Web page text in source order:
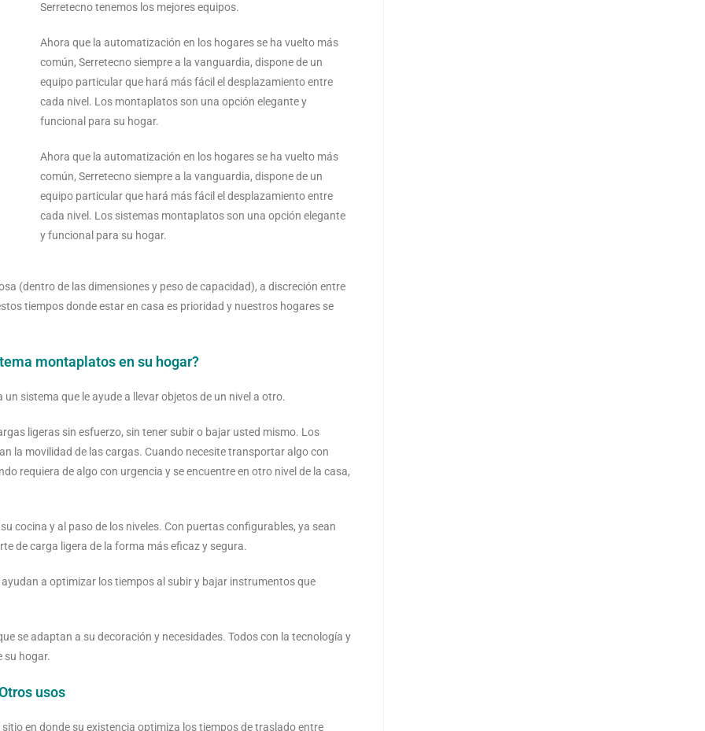
Serretecno tenemos los mejores equipos.
Ahora que la automatización en los hogares se ha vuelto más
común, Serretecno siempre a la vanguardia, dispone de un
equipo particular que hará más fácil el desplazamiento entre
cada nivel. Los montaplatos son una opción elegante y
funcional para su hogar.
Ahora que la automatización en los hogares se ha vuelto más
común, Serretecno siempre a la vanguardia, dispone de un
equipo particular que hará más fácil el desplazamiento entre
cada nivel. Los sistemas montaplatos son una opción elegante
y funcional para su hogar.
(dentro de las dimensiones y peso de capacidad), a discreción entre
tiempos donde estar en casa es prioridad y nuestros hogares se
montaplatos en su hogar?
sistema que le ayude a llevar objetos de un nivel a otro.
ligeras sin esfuerzo, sin tener subir o bajar usted mismo. Los
la movilidad de las cargas. Cuando necesite transportar algo con
requiera de algo con urgencia y se encuentre en otro nivel de la casa,
cocina y al paso de los niveles. Con puertas configurables, ya sean
de carga ligera de la forma más eficaz y segura.
a optimizar los tiempos al subir y bajar instrumentos que
se adaptan a su decoración y necesidades. Todos con la tecnología y
su hogar.
usos
en donde su existencia optimiza los tiempos de traslado entre